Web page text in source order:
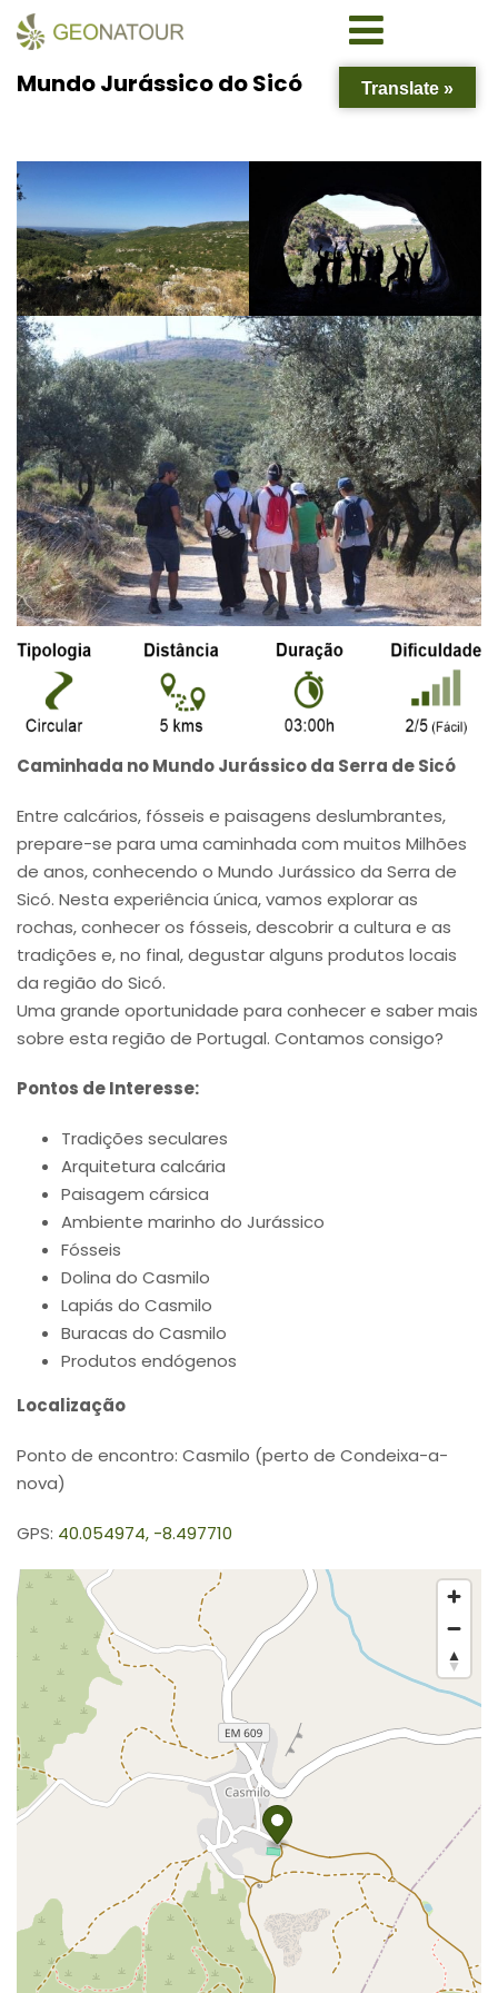
Mundo Jurássico do Sicó
Caminhada no Mundo Jurássico da Serra de Sicó
Entre calcários, fósseis e paisagens deslumbrantes,
prepare-se para uma caminhada com muitos Milhões
de anos, conhecendo o Mundo Jurássico da Serra de
Sicó. Nesta experiência única, vamos explorar as
rochas, conhecer os fósseis, descobrir a cultura e as
tradições e, no final, degustar alguns produtos locais
da região do Sicó.
Uma grande oportunidade para conhecer e saber mais
sobre esta região de Portugal. Contamos consigo?
Pontos de Interesse:
Tradições seculares
Arquitetura calcária
Paisagem cársica
Ambiente marinho do Jurássico
Fósseis
Dolina do Casmilo
Lapiás do Casmilo
Buracas do Casmilo
Produtos endógenos
Localização
Ponto de encontro: Casmilo (perto de Condeixa-a-
nova)
GPS: 40.054974, -8.497710
Translate »